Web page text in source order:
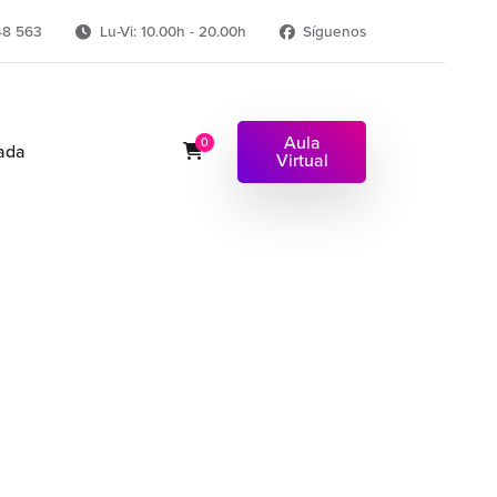
563 Lu-Vi: 10.00h - 20.00h Síguenos
0 Aula
Virtual